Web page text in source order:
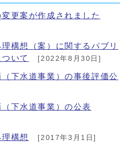
更案が作成されました
構想（案）に関するパブリ
いて
[2022年8月30日]
下水道事業）の事後評価公
下水道事業）の公表
構想 [2017年3月1日]